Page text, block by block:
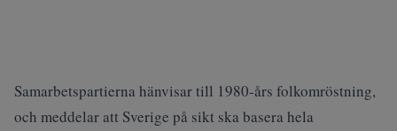
Samarbetspartierna hänvisar till 1980-års folkomröstning,
och meddelar att Sverige på sikt ska basera hela